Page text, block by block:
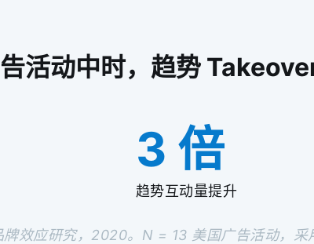
活动中时，趋势
3 倍
趋势互动量提升
效应研究，2020。N = 13 美国广告活动，